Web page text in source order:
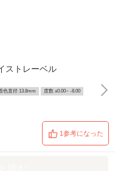
ストレーベル
色直径 13.8mm 度数 ±0.00~ -8.00
1参考になった